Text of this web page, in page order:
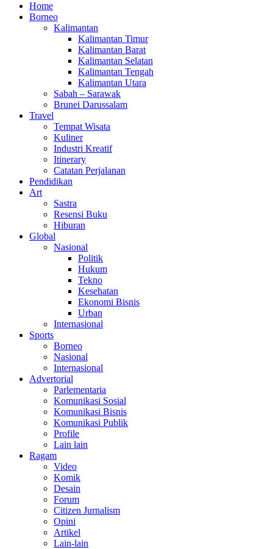
Home
Borneo
Kalimantan
Kalimantan Timur
Kalimantan Barat
Kalimantan Selatan
Kalimantan Tengah
Kalimantan Utara
Sabah – Sarawak
Brunei Darussalam
Travel
Tempat Wisata
Kuliner
Industri Kreatif
Itinerary
Catatan Perjalanan
Pendidikan
Art
Sastra
Resensi Buku
Hiburan
Global
Nasional
Politik
Hukum
Tekno
Kesehatan
Ekonomi Bisnis
Urban
Internasional
Sports
Borneo
Nasional
Internasional
Advertorial
Parlementaria
Komunikasi Sosial
Komunikasi Bisnis
Komunikasi Publik
Profile
Lain lain
Ragam
Video
Komik
Desain
Forum
Citizen Jurnalism
Opini
Artikel
Lain-lain